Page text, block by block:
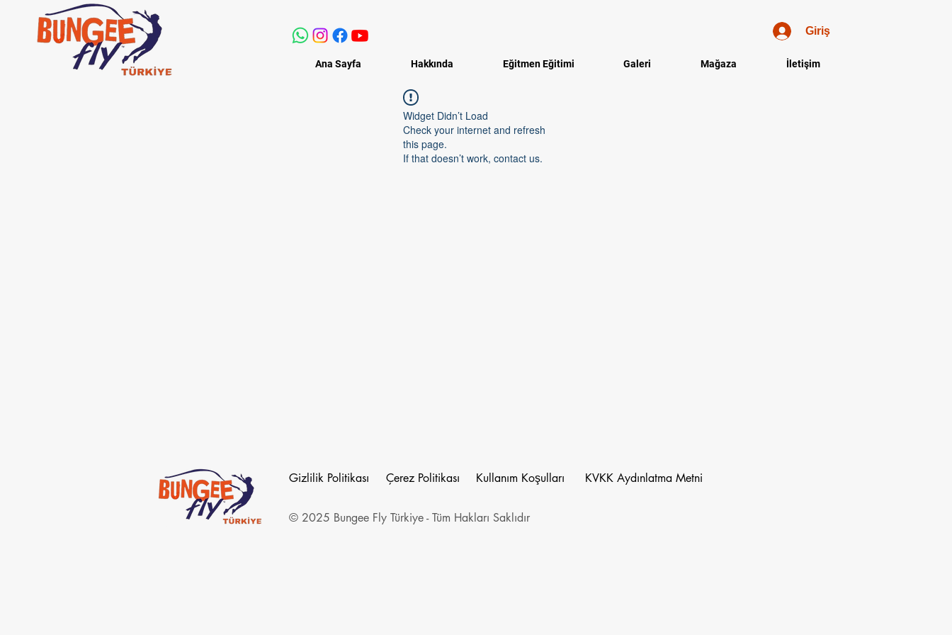
Giriş
Ana Sayfa Hakkında Eğitmen Eğitimi Galeri Mağaza İletişim
Widget Didn’t Load
Check your internet and refresh
this page.
If that doesn’t work, contact us.
Gizlilik Politikası Çerez Politikası Kullanım Koşulları KVKK Aydınlatma Metni
© 2025 Bungee Fly Türkiye - Tüm Hakları Saklıdır